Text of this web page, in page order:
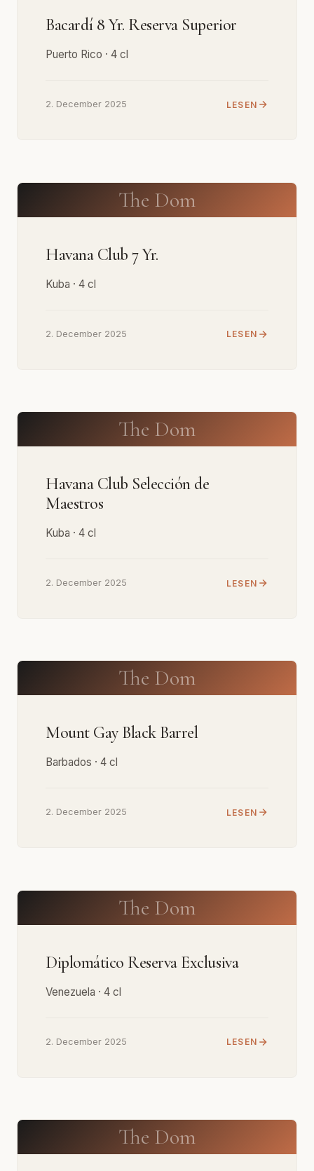
Bacardí 8 Yr. Reserva Superior
Puerto Rico · 4 cl
2. December 2025 LESEN
The Dom
Havana Club 7 Yr.
Kuba · 4 cl
2. December 2025 LESEN
The Dom
Havana Club Selección de
Maestros
Kuba · 4 cl
2. December 2025 LESEN
The Dom
Mount Gay Black Barrel
Barbados · 4 cl
2. December 2025 LESEN
The Dom
Diplomático Reserva Exclusiva
Venezuela · 4 cl
2. December 2025 LESEN
The Dom